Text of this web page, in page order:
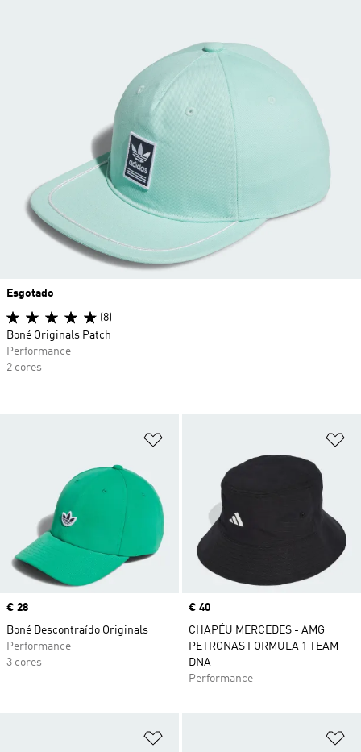
Price
€ 28
Boné Descontraído Originals
Performance
3 cores
Price
€ 40
CHAPÉU MERCEDES - AMG
PETRONAS FORMULA 1 TEAM
DNA
Performance
Esgotado
(8)
Boné Originals Patch
Performance
2 cores